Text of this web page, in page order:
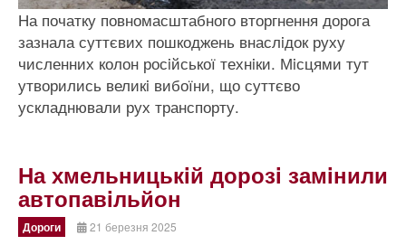
На початку повномасштабного вторгнення дорога
зазнала суттєвих пошкоджень внаслiдок руху
численних колон росiйської технiки. Мiсцями тут
утворились великi вибоїни, що суттєво
ускладнювали рух транспорту.
На хмельницькiй дорозi замiнили
автопавiльйон
Дороги 21 березня 2025